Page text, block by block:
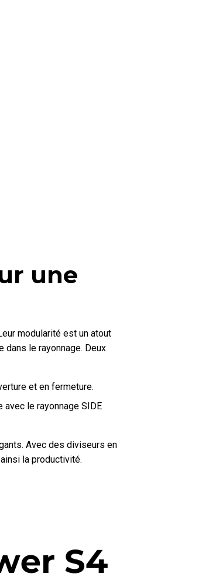
une
modularité est un atout
le rayonnage. Deux
et en fermeture.
le rayonnage SIDE
Avec des diviseurs en
la productivité.